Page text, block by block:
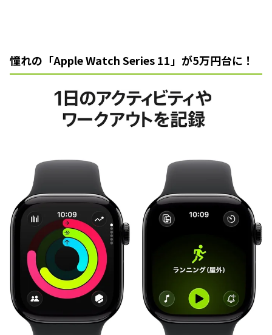
憧れの「Apple Watch Series 11」が5万円台に！